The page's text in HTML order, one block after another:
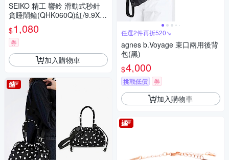
SEIKO 精工 響鈴 滑動式秒針
貪睡鬧鐘(QHK060Q)紅/9.9X8.
4cm
$1,080
券
加入購物車
任選2件再折520↘
agnes b.Voyage 束口兩用後背
包(黑)
$4,000
挑戰低價 券
加入購物車